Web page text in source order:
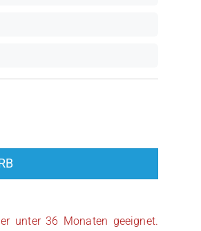
unter 36 Monaten geeignet.